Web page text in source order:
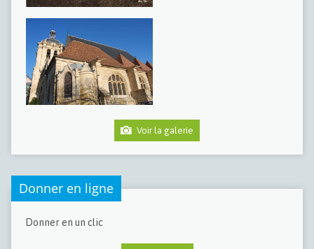
Voir la galerie
Donner en ligne
Donner en un clic